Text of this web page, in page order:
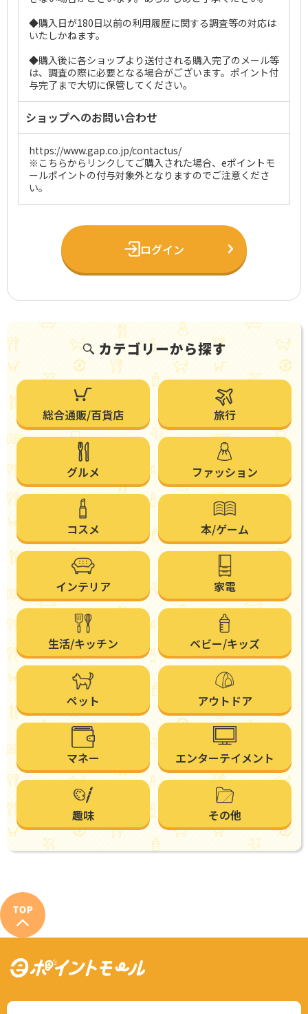
総合通販/百貨店 旅行
グルメ ファッション
コスメ 本/ゲーム
インテリア 家電
生活/キッチン ベビー/キッズ
ペット アウトドア
マネー エンターテイメント
趣味 その他
◆購入日が180日以前の利用履歴に関する調査等の対応は
いたしかねます。
◆購入後に各ショップより送付される購入完了のメール等
は、調査の際に必要となる場合がございます。ポイント付
与完了まで大切に保管してください。
ショップへのお問い合わせ
https://www.gap.co.jp/contactus/
※こちらからリンクしてご購入された場合、eポイントモ
ールポイントの付与対象外となりますのでご注意くださ
い。
ログイン